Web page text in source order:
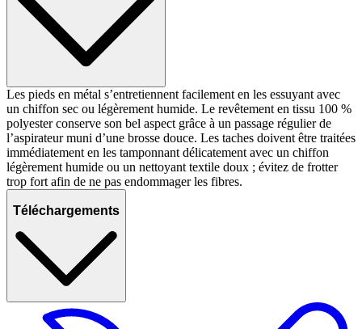
Les pieds en métal s’entretiennent facilement en les essuyant avec
un chiffon sec ou légèrement humide. Le revêtement en tissu 100 %
polyester conserve son bel aspect grâce à un passage régulier de
l’aspirateur muni d’une brosse douce. Les taches doivent être traitées
immédiatement en les tamponnant délicatement avec un chiffon
légèrement humide ou un nettoyant textile doux ; évitez de frotter
trop fort afin de ne pas endommager les fibres.
Téléchargements